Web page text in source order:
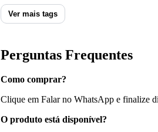
Ver mais tags
Perguntas Frequentes
Como comprar?
Clique em Falar no WhatsApp e finalize
O produto está disponível?